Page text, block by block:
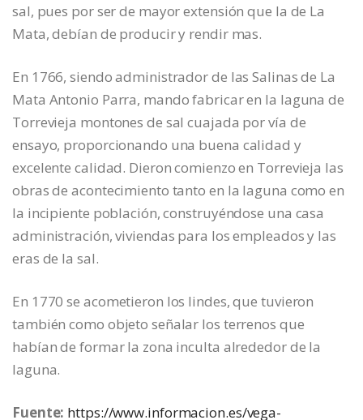
sal, pues por ser de mayor extensión que la de La
Mata, debían de producir y rendir mas.
En 1766, siendo administrador de las Salinas de La
Mata Antonio Parra, mando fabricar en la laguna de
Torrevieja montones de sal cuajada por vía de
ensayo, proporcionando una buena calidad y
excelente calidad. Dieron comienzo en Torrevieja las
obras de acontecimiento tanto en la laguna como en
la incipiente población, construyéndose una casa
administración, viviendas para los empleados y las
eras de la sal.
En 1770 se acometieron los lindes, que tuvieron
también como objeto señalar los terrenos que
habían de formar la zona inculta alrededor de la
laguna.
Fuente: https://www.informacion.es/vega-